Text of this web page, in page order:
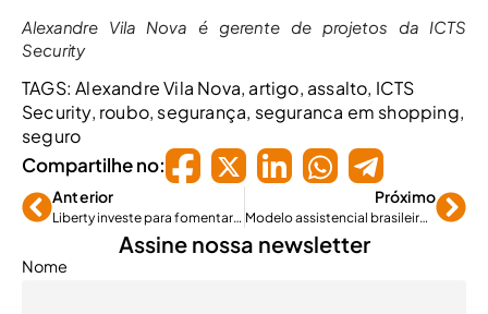
Alexandre Vila Nova é gerente de projetos da ICTS
Security
TAGS: Alexandre Vila Nova, artigo, assalto, ICTS
Security, roubo, segurança, seguranca em shopping,
seguro
Compartilhe no:
Anterior
Liberty investe para fomentar a cultura de inovação
Próximo
Modelo assistencial brasileiro impacta nos custos médico-hospitalares
Assine nossa newsletter
Nome